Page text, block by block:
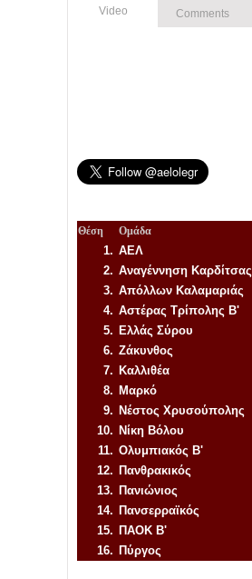
Video Comments
Θέση Ομάδα
1. ΑΕΛ
2. Αναγέννηση Καρδίτσας
3. Απόλλων Καλαμαριάς
4. Αστέρας Τρίπολης Β'
5. Ελλάς Σύρου
6. Ζάκυνθος
7. Καλλιθέα
8. Μαρκό
9. Νέστος Χρυσούπολης
10. Νίκη Βόλου
11. Ολυμπιακός Β'
12. Πανθρακικός
13. Πανιώνιος
14. Πανσερραϊκός
15. ΠΑΟΚ Β'
16. Πύργος